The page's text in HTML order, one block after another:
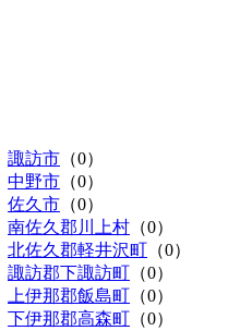
諏訪市 （0）
中野市 （0）
佐久市 （0）
南佐久郡川上村 （0）
北佐久郡軽井沢町 （0）
諏訪郡下諏訪町 （0）
上伊那郡飯島町 （0）
下伊那郡高森町 （0）